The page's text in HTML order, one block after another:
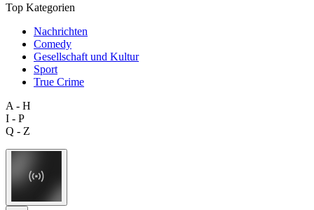
Top Kategorien
Nachrichten
Comedy
Gesellschaft und Kultur
Sport
True Crime
A - H
I - P
Q - Z